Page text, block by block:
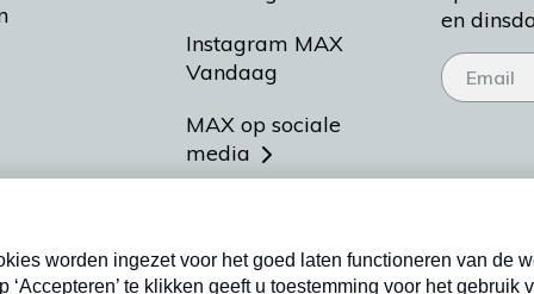
Instagram MAX
Vandaag
MAX op sociale
media
Meldpunt Actueel
en
Nieuwsbrief